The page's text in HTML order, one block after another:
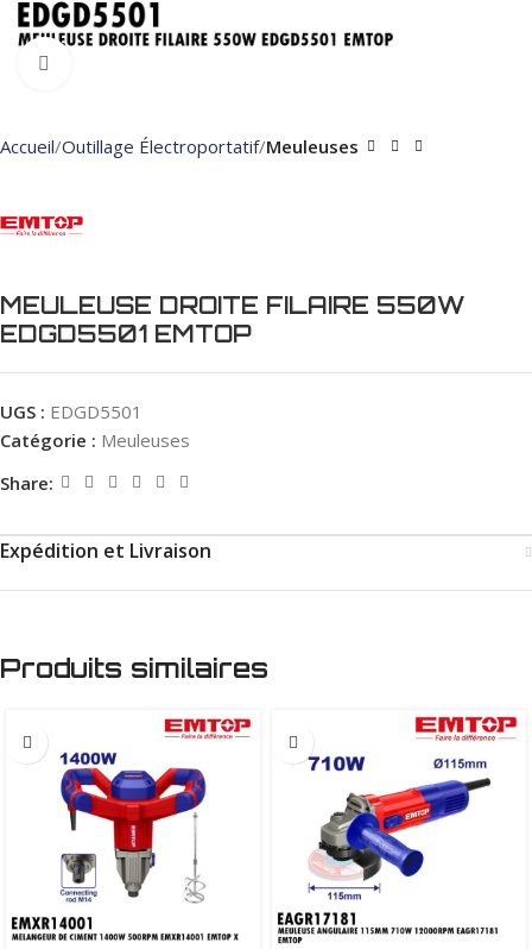
Accueil Outillage Électroportatif Meuleuses
MEULEUSE DROITE FILAIRE 550W
EDGD5501 EMTOP
UGS : EDGD5501
Catégorie : Meuleuses
Share:
Expédition et Livraison
Produits similaires